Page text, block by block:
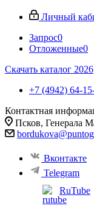
Личный
Запрос0
Отложенные0
Скачать каталог 2026
+7 (4942) 64-
Контактная
Псков, ​Генерала
Вконтакте
Telegram
RuTube